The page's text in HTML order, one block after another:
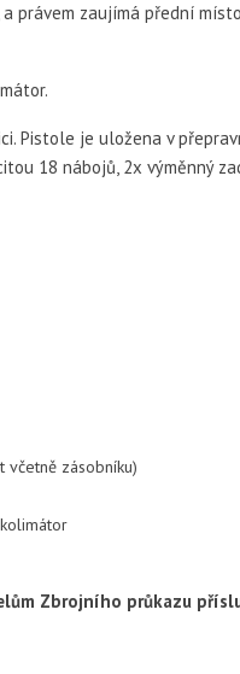
právem zaujímá přední
Pistole je uložena v
18 nábojů, 2x výměnný
včetně zásobníku)
Zbrojního průkazu